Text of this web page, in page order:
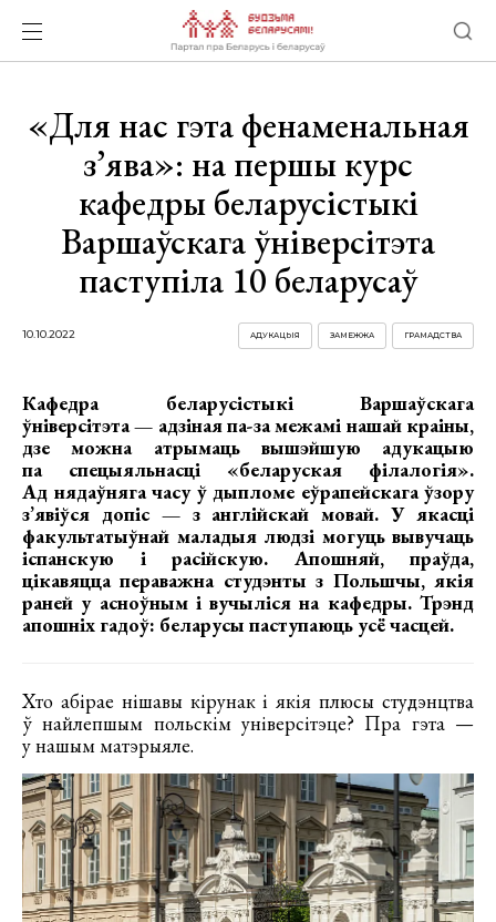
«Для нас гэта фенаменальная
з’ява»: на першы курс
кафедры беларусістыкі
Варшаўскага ўніверсітэта
паступіла 10 беларусаў
10.10.2022 ГРАМАДСТВА
ЗАМЕЖЖА
АДУКАЦЫЯ
Кафедра беларусістыкі Варшаўскага
ўніверсітэта — адзіная па-за межамі нашай краіны,
дзе можна атрымаць вышэйшую адукацыю
па спецыяльнасці «беларуская філалогія».
Ад нядаўняга часу ў дыпломе еўрапейскага ўзору
з’явіўся допіс — з англійскай мовай. У якасці
факультатыўнай маладыя людзі могуць вывучаць
іспанскую і расійскую. Апошняй, праўда,
цікавяцца пераважна студэнты з Польшчы, якія
раней у асноўным і вучыліся на кафедры. Трэнд
апошніх гадоў: беларусы паступаюць усё часцей.
Хто абірае нішавы кірунак і якія плюсы студэнцтва
ў найлепшым польскім універсітэце? Пра гэта —
у нашым матэрыяле.